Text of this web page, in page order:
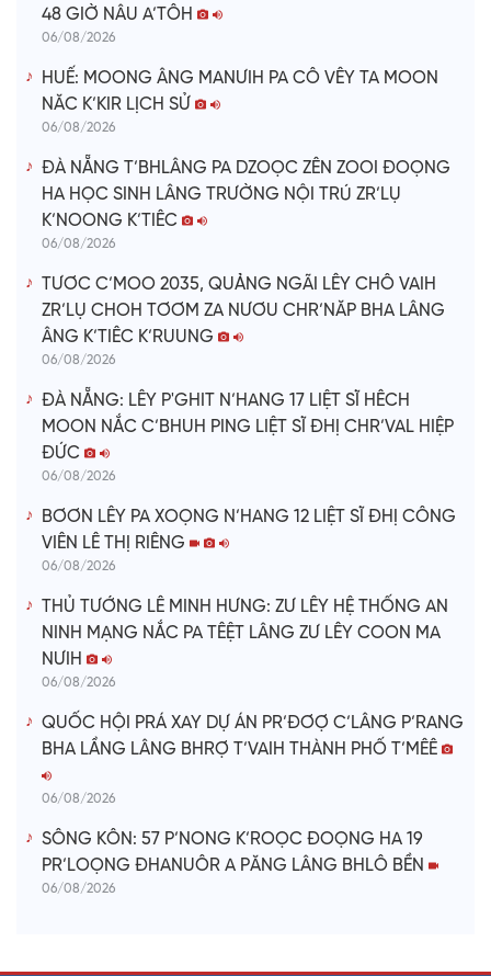
48 GIỜ NÂU A’TÔH
06/08/2026
HUẾ: MOONG ÂNG MANƯIH PA CÔ VÊY TA MOON
NĂC K’KIR LỊCH SỬ
06/08/2026
ĐÀ NẴNG T’BHLÂNG PA DZOỌC ZÊN ZOOI ĐOỌNG
HA HỌC SINH LÂNG TRƯỜNG NỘI TRÚ ZR’LỤ
K’NOONG K’TIÊC
06/08/2026
TƯƠC C’MOO 2035, QUẢNG NGÃI LÊY CHÔ VAIH
ZR’LỤ CHOH TƠƠM ZA NƯƠU CHR’NĂP BHA LÂNG
ÂNG K’TIÊC K’RUUNG
06/08/2026
ĐÀ NẴNG: LÊY P'GHIT N’HANG 17 LIỆT SĨ HÊCH
MOON NẮC C’BHUH PING LIỆT SĨ ĐHỊ CHR’VAL HIỆP
ĐỨC
06/08/2026
BƠƠN LÊY PA XOỌNG N’HANG 12 LIỆT SĨ ĐHỊ CÔNG
VIÊN LÊ THỊ RIÊNG
06/08/2026
THỦ TƯỚNG LÊ MINH HƯNG: ZƯ LÊY HỆ THỐNG AN
NINH MẠNG NẮC PA TÊỆT LÂNG ZƯ LÊY COON MA
NƯIH
06/08/2026
QUỐC HỘI PRÁ XAY DỰ ÁN PR’ĐƠỢ C’LÂNG P’RANG
BHA LẦNG LÂNG BHRỢ T’VAIH THÀNH PHỐ T’MÊÊ
06/08/2026
SÔNG KÔN: 57 P’NONG K’ROỌC ĐOỌNG HA 19
PR’LOỌNG ĐHANUÔR A PĂNG LÂNG BHLÔ BỀN
06/08/2026